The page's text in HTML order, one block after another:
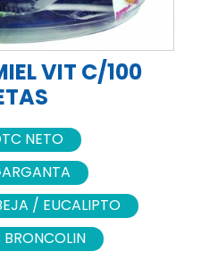
VIT C/100
NETO
/ EUCALIPTO
BRONCOLIN